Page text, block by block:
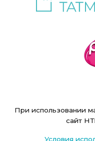
При использовании
сайт
Условия